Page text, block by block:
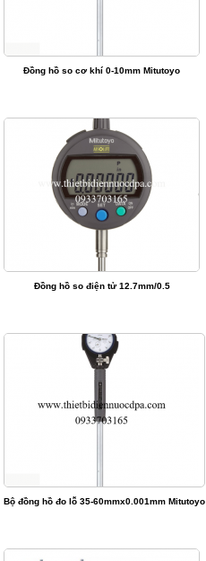
Đồng hồ so cơ khí 0-10mm Mitutoyo
Đồng hồ so điện tử 12.7mm/0.5
Bộ đồng hồ đo lỗ 35-60mmx0.001mm Mitutoyo